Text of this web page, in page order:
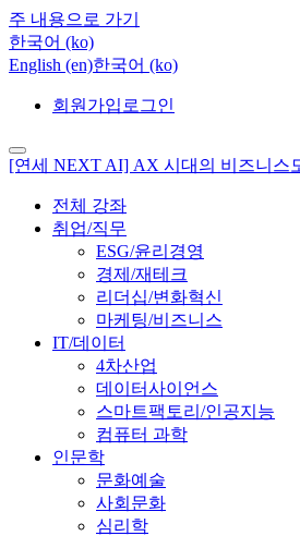
주 내용으로 가기
한국어 ‎(ko)‎
English ‎(en)‎한국어 ‎(ko)‎
회원가입 로그인
[연세 NEXT AI] AX 시대의 비즈니스
전체 강좌
취업/직무
ESG/윤리경영
경제/재테크
리더십/변화혁신
마케팅/비즈니스
IT/데이터
4차산업
데이터사이언스
스마트팩토리/인공지능
컴퓨터 과학
인문학
문화예술
사회문화
심리학